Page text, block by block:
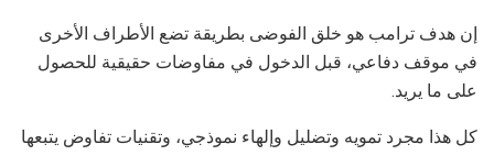
إن هدف ترامب هو خلق الفوضى بطريقة تضع الأطراف الأخرى
في موقف دفاعي، قبل الدخول في مفاوضات حقيقية للحصول
على ما يريد.
كل هذا مجرد تمويه وتضليل وإلهاء نموذجي، وتقنيات تفاوض يتبعها